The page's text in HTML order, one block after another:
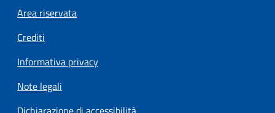
Footer menu
Area riservata
Crediti
Informativa privacy
Note legali